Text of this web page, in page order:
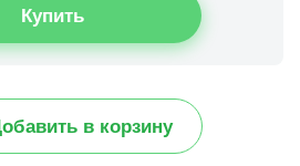
в корзину